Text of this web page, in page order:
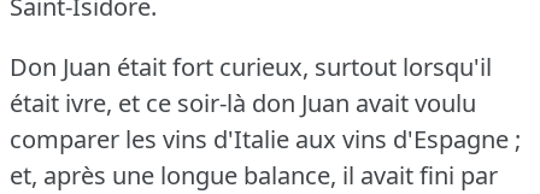
Saint-Isidore.
Don Juan était fort curieux, surtout lorsqu'il
était ivre, et ce soir-là don Juan avait voulu
comparer les vins d'Italie aux vins d'Espagne ;
et, après une longue balance, il avait fini par